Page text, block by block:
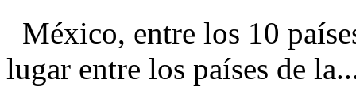
México, entre los 10
lugar entre los países de